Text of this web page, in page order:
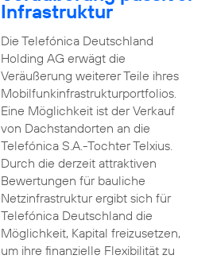
Infrastruktur
Die Telefónica Deutschland
Holding AG erwägt die
Veräußerung weiterer Teile ihres
Mobilfunkinfrastrukturportfolios.
Eine Möglichkeit ist der Verkauf
von Dachstandorten an die
Telefónica S.A.-Tochter Telxius.
Durch die derzeit attraktiven
Bewertungen für bauliche
Netzinfrastruktur ergibt sich für
Telefónica Deutschland die
Möglichkeit, Kapital freizusetzen,
um ihre finanzielle Flexibilität zu